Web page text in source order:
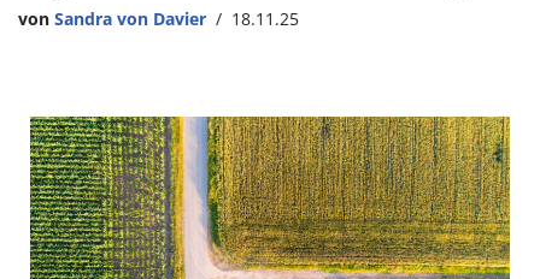
von Sandra von Davier 18.11.25